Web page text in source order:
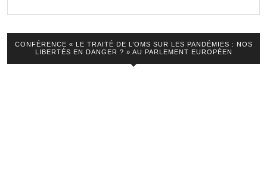
CONFÉRENCE « LE TRAITÉ DE L’OMS SUR LES PANDÉMIES : NOS
LIBERTÉS EN DANGER ? » AU PARLEMENT EUROPÉEN